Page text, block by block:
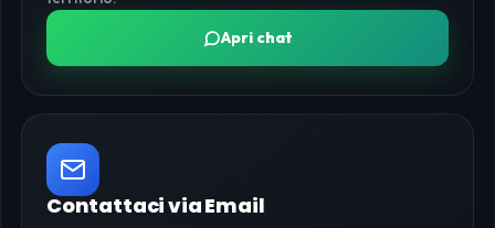
Apri chat
Contattaci via Email